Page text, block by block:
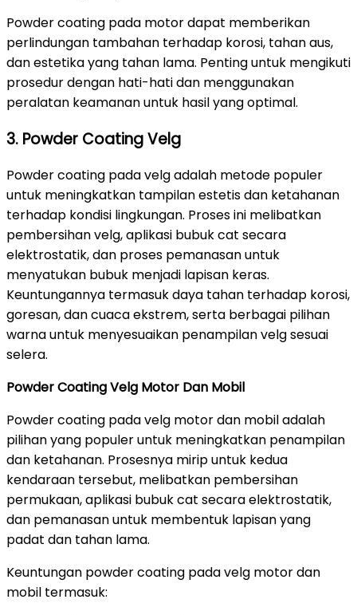
Powder coating pada motor dapat memberikan
perlindungan tambahan terhadap korosi, tahan aus,
dan estetika yang tahan lama. Penting untuk mengikuti
prosedur dengan hati-hati dan menggunakan
peralatan keamanan untuk hasil yang optimal.
3. Powder Coating Velg
Powder coating pada velg adalah metode populer
untuk meningkatkan tampilan estetis dan ketahanan
terhadap kondisi lingkungan. Proses ini melibatkan
pembersihan velg, aplikasi bubuk cat secara
elektrostatik, dan proses pemanasan untuk
menyatukan bubuk menjadi lapisan keras.
Keuntungannya termasuk daya tahan terhadap korosi,
goresan, dan cuaca ekstrem, serta berbagai pilihan
warna untuk menyesuaikan penampilan velg sesuai
selera.
Powder Coating Velg Motor Dan Mobil
Powder coating pada velg motor dan mobil adalah
pilihan yang populer untuk meningkatkan penampilan
dan ketahanan. Prosesnya mirip untuk kedua
kendaraan tersebut, melibatkan pembersihan
permukaan, aplikasi bubuk cat secara elektrostatik,
dan pemanasan untuk membentuk lapisan yang
padat dan tahan lama.
Keuntungan powder coating pada velg motor dan
mobil termasuk: